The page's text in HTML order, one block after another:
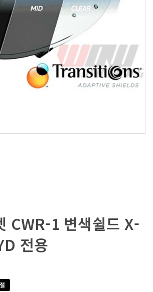
CWR-1 변색쉴드 X-
전용